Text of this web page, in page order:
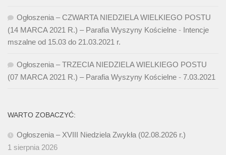
Ogłoszenia – CZWARTA NIEDZIELA WIELKIEGO POSTU
(14 MARCA 2021 R.) – Parafia Wyszyny Kościelne - Intencje
mszalne od 15.03 do 21.03.2021 r.
Ogłoszenia – TRZECIA NIEDZIELA WIELKIEGO POSTU
(07 MARCA 2021 R.) – Parafia Wyszyny Kościelne - 7.03.2021
WARTO ZOBACZYĆ:
Ogłoszenia – XVIII Niedziela Zwykła (02.08.2026 r.)
1 sierpnia 2026